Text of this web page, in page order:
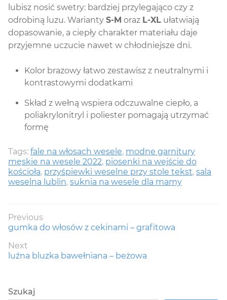
lubisz nosić swetry: bardziej przylegająco czy z
odrobiną luzu. Warianty S-M oraz L-XL ułatwiają
dopasowanie, a ciepły charakter materiału daje
przyjemne uczucie nawet w chłodniejsze dni.
Kolor brazowy łatwo zestawisz z neutralnymi i
kontrastowymi dodatkami
Skład z wełną wspiera odczuwalne ciepło, a
poliakrylonitryl i poliester pomagają utrzymać
formę
Tags: fale na włosach wesele, modne garnitury
męskie na wesele 2022, piosenki na wejście do
kościoła, przyśpiewki weselne przy stole tekst, sala
weselna lublin, suknia na wesele dla mamy
Nawigacja
wpisu
Previous
Previous
gumka do włosów z cekinami – grafitowa
Next
Next
luźna bluzka bawełniana – beżowa
Szukaj